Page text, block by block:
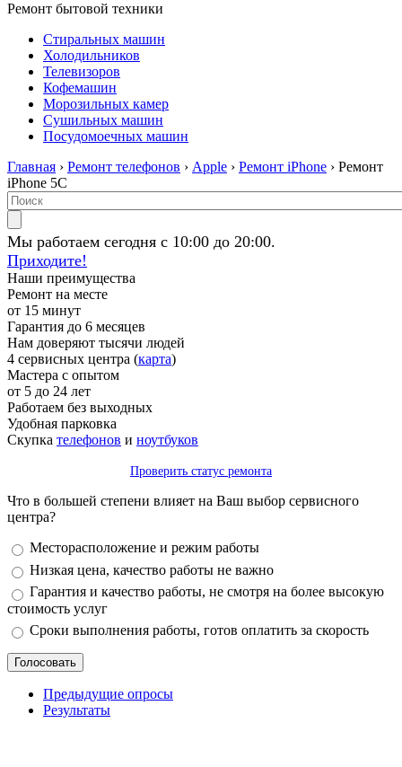
Ремонт бытовой техники
Стиральных машин
Холодильников
Телевизоров
Кофемашин
Морозильных камер
Сушильных машин
Посудомоечных машин
Главная › Ремонт телефонов › Apple › Ремонт iPhone › Ремонт
iPhone 5C
Мы работаем сегодня с 10:00 до 20:00.
Приходите!
Наши преимущества
Ремонт на месте
от 15 минут
Гарантия до 6 месяцев
Нам доверяют тысячи людей
4 сервисных центра (карта)
Мастера с опытом
от 5 до 24 лет
Работаем без выходных
Удобная парковка
Скупка телефонов и ноутбуков
Проверить статус ремонта
Что в большей степени влияет на Ваш выбор сервисного
центра?
Варианты
Месторасположение и режим работы
Низкая цена, качество работы не важно
Гарантия и качество работы, не смотря на более высокую
стоимость услуг
Сроки выполнения работы, готов оплатить за скорость
Предыдущие опросы
Результаты